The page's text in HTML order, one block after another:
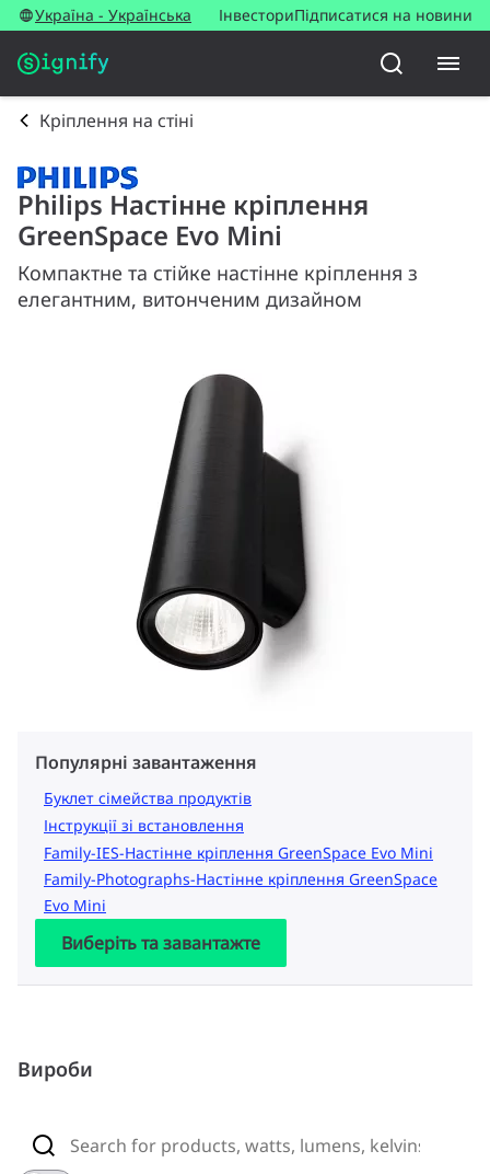
Україна - Українська ІнвесториПідписатися на новини
Кріплення на стіні
Philips Настінне кріплення
GreenSpace Evo Mini
Компактне та стійке настінне кріплення з
елегантним, витонченим дизайном
Популярні завантаження
Буклет сімейства продуктів
Інструкції зі встановлення
Family-IES-Настінне кріплення GreenSpace Evo Mini
Family-Photographs-Настінне кріплення GreenSpace
Evo Mini
Виберіть та завантажте
Вироби